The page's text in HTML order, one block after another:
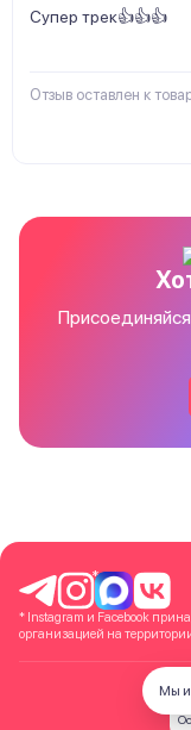
Супер трек👍👍👍
Отзыв оставлен к
*
* Instagram и Facebook
организацией на
Мы